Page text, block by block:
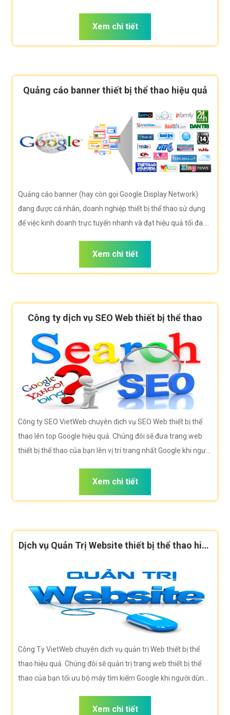
Xem chi tiết
Quảng cáo banner thiết bị thể thao hiệu quả
Quảng cáo banner (hay còn gọi Google Display Network)
đang được cá nhân, doanh nghiệp thiết bị thể thao sử dụng
để việc kinh doanh trực tuyến nhanh và đạt hiệu quả tối đa.
Quảng cáo banner thiết bị thể thao với những tính năng nổi
Xem chi tiết
Công ty dịch vụ SEO Web thiết bị thể thao
Công ty SEO VietWeb chuyên dịch vụ SEO Web thiết bị thể
thao lên top Google hiệu quả. Chúng đôi sẽ đưa trang web
thiết bị thể thao của bạn lên vị trí trang nhất Google khi người
Xem chi tiết
Dịch vụ Quản Trị Website thiết bị thể thao hiệu
Công Ty VietWeb chuyên dịch vụ quản trị Web thiết bị thể
thao hiệu quả. Chúng đôi sẽ quản trị trang web thiết bị thể
thao của bạn tối ưu bộ máy tìm kiếm Google khi người dùng
Xem chi tiết